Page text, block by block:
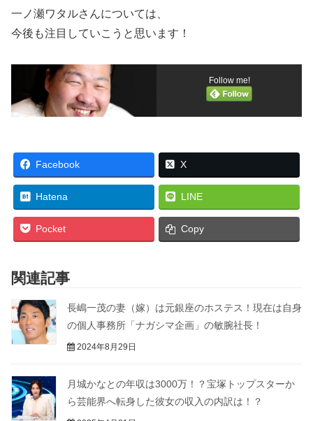
一ノ瀬ワタルさんについては、
今後も注目していこうと思います！
Follow me!
Facebook X
Hatena LINE
Pocket Copy
関連記事
長嶋一茂の妻（嫁）は元銀座のホステス！現在は自身
の個人事務所「ナガシマ企画」の敏腕社長！
2024年8月29日
月城かなとの年収は3000万！？宝塚トップスターか
ら芸能界へ転身した彼女の収入の内訳は！？